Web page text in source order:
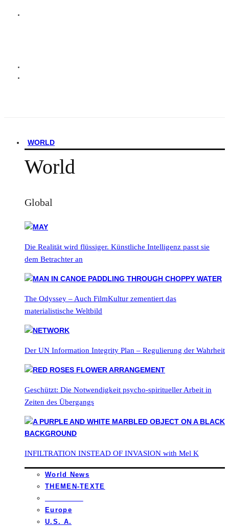
WORLD
World
Global
Die Realität wird flüssiger. Künstliche Intelligenz passt sie
dem Betrachter an
The Odyssey – Auch FilmKultur zementiert das
materialistische Weltbild
Der UN Information Integrity Plan – Regulierung der Wahrheit
Geschützt: Die Notwendigkeit psycho-spiritueller Arbeit in
Zeiten des Übergangs
INFILTRATION INSTEAD OF INVASION with Mel K
World News
THEMEN-TEXTE
Europe
U.S. A.